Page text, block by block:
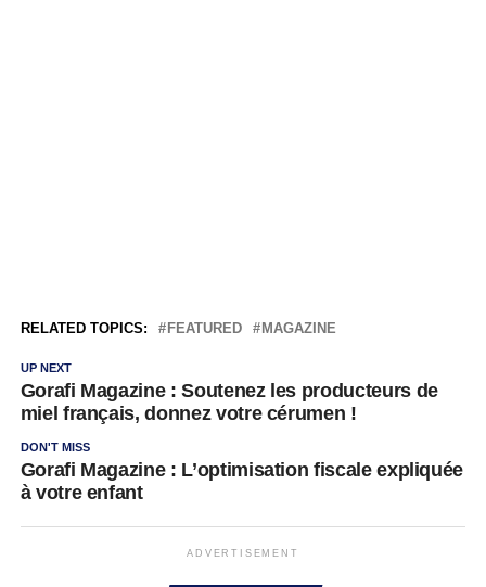
RELATED TOPICS: FEATURED MAGAZINE
UP NEXT
Gorafi Magazine : Soutenez les producteurs de
miel français, donnez votre cérumen !
DON'T MISS
Gorafi Magazine : L’optimisation fiscale expliquée
à votre enfant
ADVERTISEMENT